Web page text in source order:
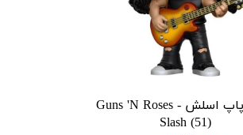
فانکو پاپ اسلش Guns 'N Roses -
Slash (51)